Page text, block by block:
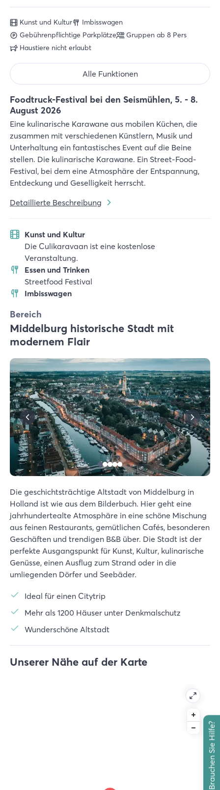
Brauchen Sie Hilfe?
Foodtruck-Festival bei den Seismühlen, 5. - 8.
August 2026
Eine kulinarische Karawane aus mobilen Küchen, die
zusammen mit verschiedenen Künstlern, Musik und
Unterhaltung ein fantastisches Event auf die Beine
stellen. Die kulinarische Karawane. Ein Street-Food-
Festival, bei dem eine Atmosphäre der Entspannung,
Entdeckung und Geselligkeit herrscht.
Detaillierte Beschreibung
Kunst und Kultur
Die Culikaravaan ist eine kostenlose
Veranstaltung.
Essen und Trinken
Streetfood Festival
Imbisswagen
Kunst und Kultur
Imbisswagen
Gebührenpflichtige Parkplätze
Gruppen ab 8 Pers
Haustiere nicht erlaubt
Alle Funktionen
Bereich
Middelburg historische Stadt mit
modernem Flair
Die geschichtsträchtige Altstadt von Middelburg in
Holland ist wie aus dem Bilderbuch. Hier geht eine
jahrhundertealte Atmosphäre in eine schöne Mischung
aus feinen Restaurants, gemütlichen Cafés, besonderen
Geschäften und trendigen B&B über. Die Stadt ist der
perfekte Ausgangspunkt für Kunst, Kultur, kulinarische
Genüsse, einen Ausflug zum Strand oder in die
umliegenden Dörfer und Seebäder.
Ideal für einen Citytrip
Mehr als 1200 Häuser unter Denkmalschutz
Wunderschöne Altstadt
Unserer Nähe auf der Karte